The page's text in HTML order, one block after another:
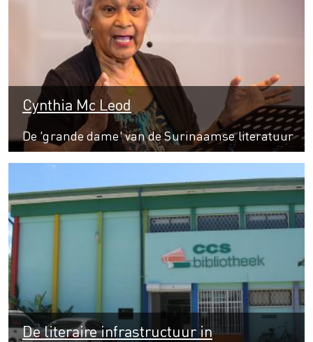
Cynthia Mc Leod
De 'grande dame' van de Surinaamse literatuur
De literaire infrastructuur in